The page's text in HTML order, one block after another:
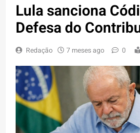
Lula sanciona
Defesa do
Redação 7 meses ago 0